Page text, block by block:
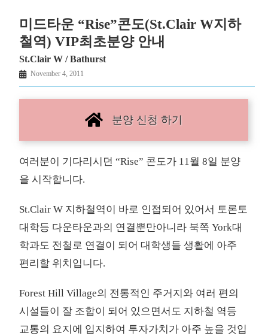
미드타운 “Rise”콘도(St.Clair W지하
철역) VIP최초분양 안내
St.Clair W / Bathurst
November 4, 2011
분양 신청 하기
여러분이 기다리시던 “Rise” 콘도가 11월 8일 분양
을 시작합니다.
St.Clair W 지하철역이 바로 인접되어 있어서 토론토
대학등 다운타운과의 연결뿐만아니라 북쪽 York대
학과도 전철로 연결이 되어 대학생들 생활에 아주
편리할 위치입니다.
Forest Hill Village의 전통적인 주거지와 여러 편의
시설들이 잘 조합이 되어 있으면서도 지하철 역등
교통의 요지에 입지하여 투자가치가 아주 높을 것입